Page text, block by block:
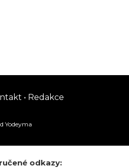
•Redakce
Yodeyma
odkazy: